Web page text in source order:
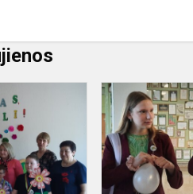
Lik
sveikas,
darželi!